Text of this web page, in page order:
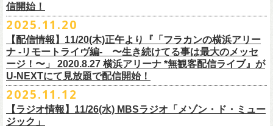
12/21(日)、22(火)に開催するフラワーカンパニーズ ワンマンツアー「フ
ラカンのチョイナチョイナ’25/’26」の京都公演であり、年末恒例
イズの生配信が決定！
■スペントグレイン Presents JAPAN BREWERS CUP 2026
開催日時：2026年2月6日（金）～8日（日） ＊フラワーカンパニーズの
出演は2/8(日)
開催地：横浜大さん橋ホール（〒231-0002 神奈川県横浜市中区海岸通1-
1-4）
開催時間及び入場料：
2月6日（金）16:00～22:00, 前売り900円 当日1,200円
2月7日（土）11:00～21:00, 前売り1,200円 当日1,500円
年末恒例FM802主催のロック大忘年会「FM802 ROCK FESTIVAL RADIO
CRAZY 2025」の「LIVE HOUSE Antenna -BEYOND ZERO Garage-」に
フラワーカンパニーズとスキマスイッチによるスペシャルバンド＜ザ・
ライターズ＞が登場！
3日目12/28(日)、”年忘れ‼ レディクレSP 第3夜『レディクレ初参！フラ
カンとスキマのスペシャルバンド＜ザ・ライターズ＞ ！』”と題し、スペ
シャルなステージをお届けします！
どうぞお楽しみに〜
新春初笑い！今年も(は)良い年 2026！
【日程】2026/1/8 (木)
【会場】荻窪 TOP BEAT CLUB
【開場／開演】19:00／19:30
【前売】￥4000 (+2D)
【当日】￥4500 (+2D)
【ホスト】MANABE “MR.PAN” TAKA SHI (THE NEATBEATS)／OKUNO
SHIN YA (SOUL FLOWER UNION)
【お客様】増子直純 (怒髪天)／グレートマエカワ (フラワーカンパニーズ)
信開始！
2025.11.20
【配信情報】11/20(木)正午より『「フラカンの横浜アリー
ナ -リモートライヴ編- 〜生き続けてる事は最大のメッセ
ージ！〜」 2020.8.27 横浜アリーナ *無観客配信ライブ』が
U-NEXTにて見放題で配信開始！
2025.11.12
【ラジオ情報】11/26(水) MBSラジオ「メゾン・ド・ミュー
ジック」